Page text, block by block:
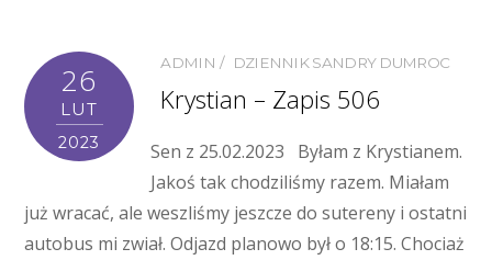
26
LUT
2023
ADMIN DZIENNIK SANDRY DUMROC
Krystian – Zapis 506
Sen z 25.02.2023 Byłam z Krystianem.
Jakoś tak chodziliśmy razem. Miałam
już wracać, ale weszliśmy jeszcze do sutereny i ostatni
autobus mi zwiał. Odjazd planowo był o 18:15. Chociaż